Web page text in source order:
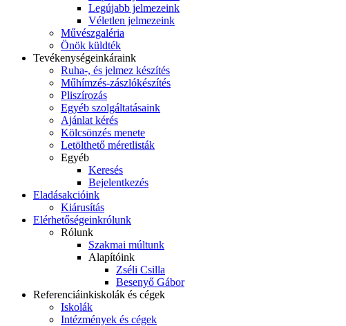
Legújabb jelmezeink
Véletlen jelmezeink
Művészgaléria
Önök küldték
Tevékenységeinkáraink
Ruha-, és jelmez készítés
Műhímzés-zászlókészítés
Pliszírozás
Egyéb szolgáltatásaink
Ajánlat kérés
Kölcsönzés menete
Letölthető méretlisták
Egyéb
Keresés
Bejelentkezés
Eladásakcióink
Kiárusítás
Elérhetőségeinkrólunk
Rólunk
Szakmai múltunk
Alapítóink
Zséli Csilla
Besenyő Gábor
Referenciáinkiskolák és cégek
Iskolák
Intézmények és cégek